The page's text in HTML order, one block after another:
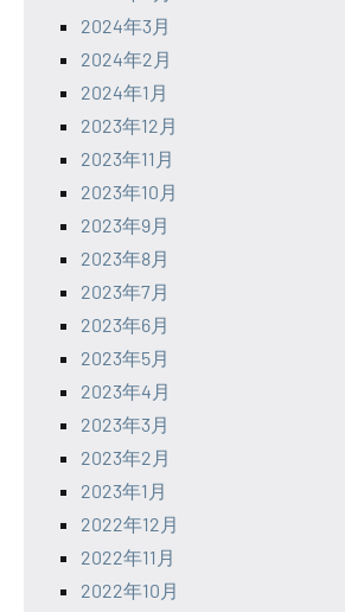
2024年3月
2024年2月
2024年1月
2023年12月
2023年11月
2023年10月
2023年9月
2023年8月
2023年7月
2023年6月
2023年5月
2023年4月
2023年3月
2023年2月
2023年1月
2022年12月
2022年11月
2022年10月